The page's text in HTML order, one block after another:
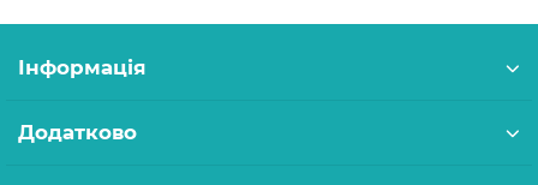
Інформація
Додатково